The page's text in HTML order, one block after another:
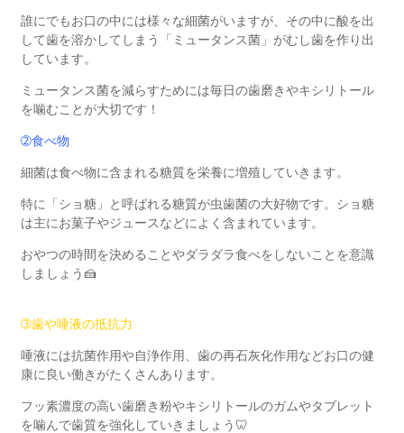
誰にでもお口の中には様々な細菌がいますが、その中に酸を出
して歯を溶かしてしまう「ミュータンス菌」がむし歯を作り出
しています。
ミュータンス菌を減らすためには毎日の歯磨きやキシリトール
を噛むことが大切です！
➁食べ物
細菌は食べ物に含まれる糖質を栄養に増殖していきます。
特に「ショ糖」と呼ばれる糖質が虫歯菌の大好物です。ショ糖
は主にお菓子やジュースなどによく含まれています。
おやつの時間を決めることやダラダラ食べをしないことを意識
しましょう 🍰
➂歯や唾液の抵抗力
唾液には抗菌作用や自浄作用、歯の再石灰化作用などお口の健
康に良い働きがたくさんあります。
フッ素濃度の高い歯磨き粉やキシリトールのガムやタブレット
を噛んで歯質を強化していきましょう🦷